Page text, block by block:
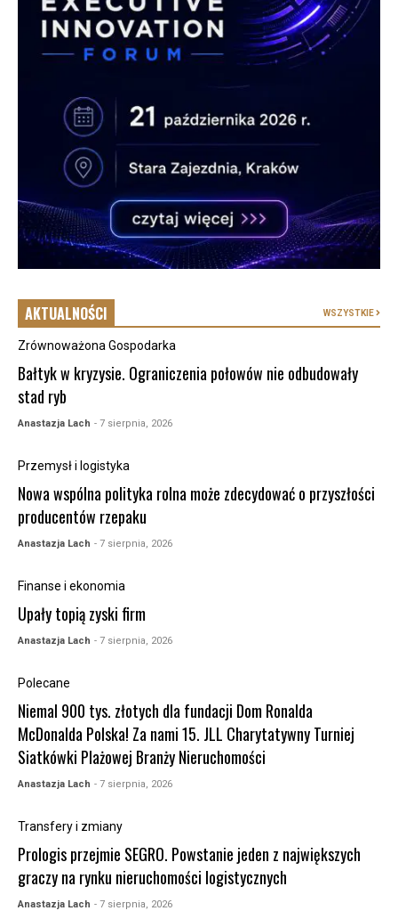
AKTUALNOŚCI WSZYSTKIE
Zrównoważona Gospodarka
Bałtyk w kryzysie. Ograniczenia połowów nie odbudowały
stad ryb
Anastazja Lach - 7 sierpnia, 2026
Przemysł i logistyka
Nowa wspólna polityka rolna może zdecydować o przyszłości
producentów rzepaku
Anastazja Lach - 7 sierpnia, 2026
Finanse i ekonomia
Upały topią zyski firm
Anastazja Lach - 7 sierpnia, 2026
Polecane
Niemal 900 tys. złotych dla fundacji Dom Ronalda
McDonalda Polska! Za nami 15. JLL Charytatywny Turniej
Siatkówki Plażowej Branży Nieruchomości
Anastazja Lach - 7 sierpnia, 2026
Transfery i zmiany
Prologis przejmie SEGRO. Powstanie jeden z największych
graczy na rynku nieruchomości logistycznych
Anastazja Lach - 7 sierpnia, 2026